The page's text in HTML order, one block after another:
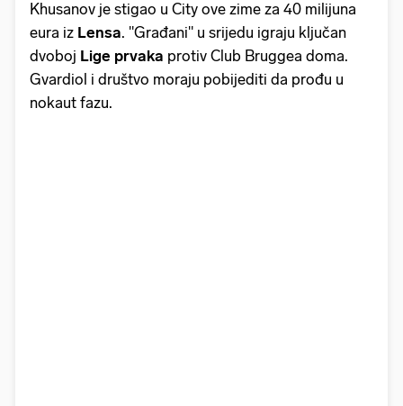
Khusanov je stigao u City ove zime za 40 milijuna
eura iz Lensa. "Građani" u srijedu igraju ključan
dvoboj Lige prvaka protiv Club Bruggea doma.
Gvardiol i društvo moraju pobijediti da prođu u
nokaut fazu.